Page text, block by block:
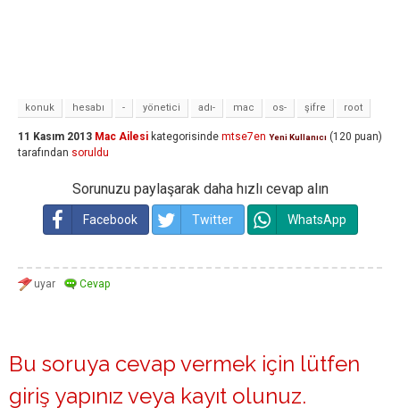
konuk hesabı - yönetici adı- mac os- şifre root
11 Kasım 2013 Mac Ailesi kategorisinde mtse7en Yeni Kullanıcı (120 puan)
tarafından soruldu
Sorunuzu paylaşarak daha hızlı cevap alın
Facebook Twitter WhatsApp
Bu soruya cevap vermek için lütfen
giriş yapınız veya kayıt olunuz.